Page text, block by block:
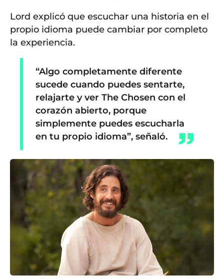
Lord explicó que escuchar una historia en el
propio idioma puede cambiar por completo
la experiencia.
“Algo completamente diferente
sucede cuando puedes sentarte,
relajarte y verThe Chosen con el
corazón abierto, porque
simplemente puedes escucharla
en tu propio idioma”, señaló.